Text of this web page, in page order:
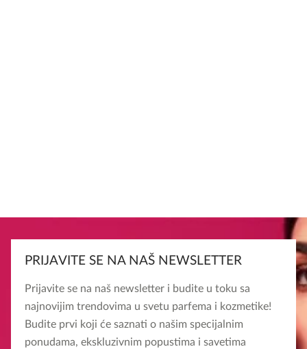
PRIJAVITE SE NA NAŠ NEWSLETTER
Prijavite se na naš newsletter i budite u toku sa
najnovijim trendovima u svetu parfema i kozmetike!
Budite prvi koji će saznati o našim specijalnim
ponudama, ekskluzivnim popustima i savetima